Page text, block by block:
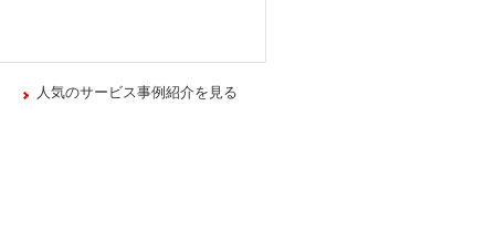
人気のサービス事例紹介を見る